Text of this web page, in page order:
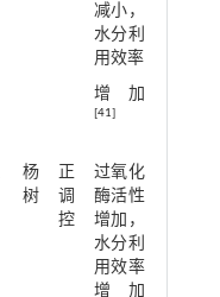
减小，
水分利
用效率
增加
[41]
杨
树
正
调
控
过氧化
酶活性
增加，
水分利
用效率
增加